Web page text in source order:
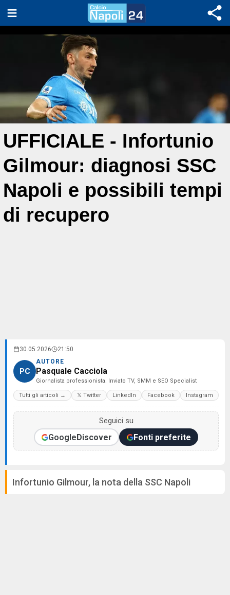
UFFICIALE - Infortunio
Gilmour: diagnosi SSC
Napoli e possibili tempi
di recupero
30.05.2026 21:50
PC
AUTORE
Pasquale Cacciola
Giornalista professionista. Inviato TV, SMM e SEO Specialist
Tutti gli articoli → 𝕏 Twitter LinkedIn Facebook Instagram
Seguici su
GoogleDiscover Fonti preferite
Infortunio Gilmour, la nota della SSC Napoli